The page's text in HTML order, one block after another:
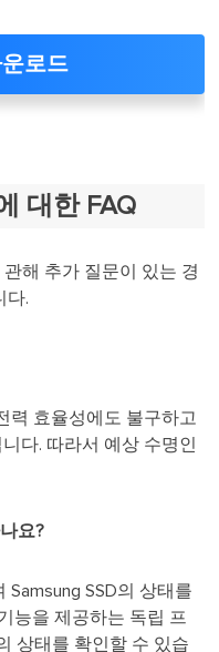
로드
대한 FAQ
해 추가 질문이 있는 경
다.
력 효율성에도 불구하고
다. 따라서 예상 수명인
요?
Samsung SSD의 상태를
능을 제공하는 독립 프
상태를 확인할 수 있습